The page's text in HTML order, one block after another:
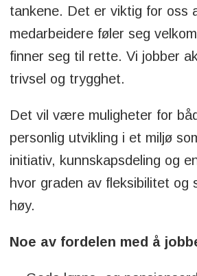
tankene. Det er viktig for oss
medarbeidere føler seg
finner seg til rette. Vi jobber
trivsel og trygghet.
Det vil være muligheter for
personlig utvikling i et miljø
initiativ, kunnskapsdeling og
hvor graden av fleksibilitet og
høy.
Noe av fordelen med å